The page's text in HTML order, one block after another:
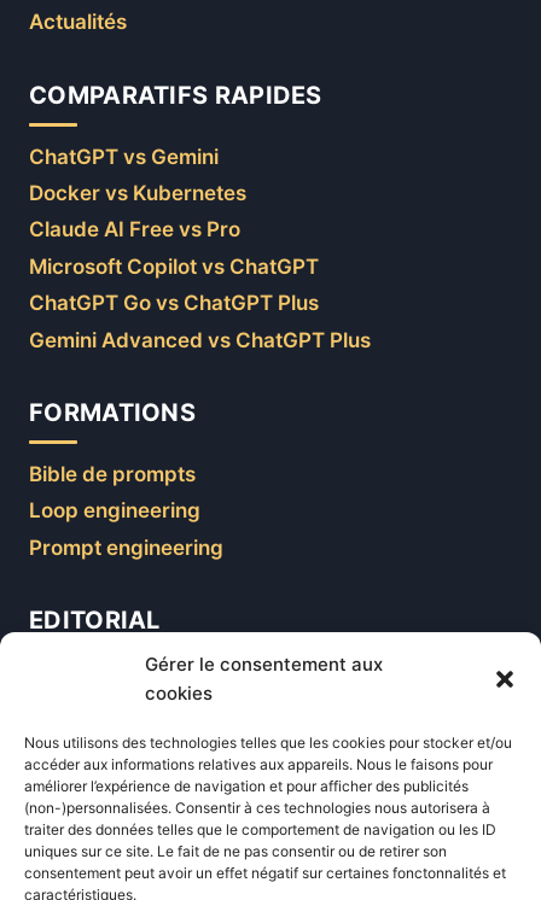
Gérer le consentement aux
cookies
Nous utilisons des technologies telles que les cookies pour stocker et/ou
accéder aux informations relatives aux appareils. Nous le faisons pour
améliorer l’expérience de navigation et pour afficher des publicités
(non-)personnalisées. Consentir à ces technologies nous autorisera à
traiter des données telles que le comportement de navigation ou les ID
uniques sur ce site. Le fait de ne pas consentir ou de retirer son
consentement peut avoir un effet négatif sur certaines fonctonnalités et
caractéristiques.
Actualités
COMPARATIFS RAPIDES
ChatGPT vs Gemini
Docker vs Kubernetes
Claude AI Free vs Pro
Microsoft Copilot vs ChatGPT
ChatGPT Go vs ChatGPT Plus
Gemini Advanced vs ChatGPT Plus
FORMATIONS
Bible de prompts
Loop engineering
Prompt engineering
EDITORIAL
Formations
Newsletter
Équipe éditoriale
Politique éditoriale